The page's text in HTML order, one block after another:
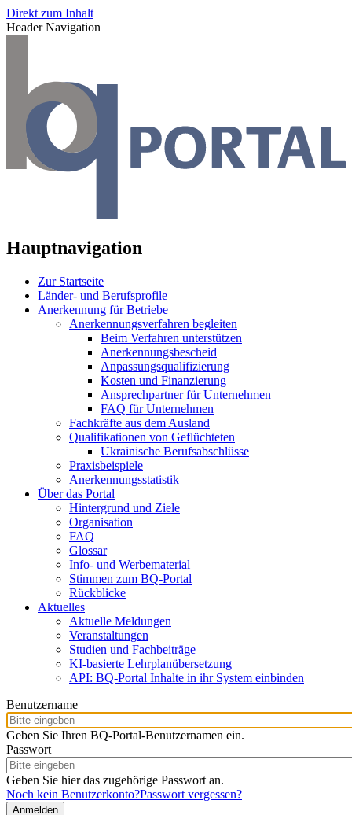
Direkt zum Inhalt
Header Navigation
Hauptnavigation
Zur Startseite
Länder- und Berufsprofile
Anerkennung für Betriebe
Anerkennungsverfahren begleiten
Beim Verfahren unterstützen
Anerkennungsbescheid
Anpassungsqualifizierung
Kosten und Finanzierung
Ansprechpartner für Unternehmen
FAQ für Unternehmen
Fachkräfte aus dem Ausland
Qualifikationen von Geflüchteten
Ukrainische Berufsabschlüsse
Praxisbeispiele
Anerkennungsstatistik
Über das Portal
Hintergrund und Ziele
Organisation
FAQ
Glossar
Info- und Werbematerial
Stimmen zum BQ-Portal
Rückblicke
Aktuelles
Aktuelle Meldungen
Veranstaltungen
Studien und Fachbeiträge
KI-basierte Lehrplanübersetzung
API: BQ-Portal Inhalte in ihr System einbinden
Benutzername
Geben Sie Ihren BQ-Portal-Benutzernamen ein.
Passwort
Geben Sie hier das zugehörige Passwort an.
Noch kein Benutzerkonto?Passwort vergessen?